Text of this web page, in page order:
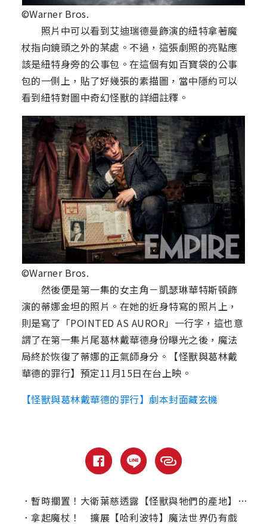
©Warner Bros.
照片中可以看到艾迪瑞德曼飾演的紐特拿著魔
杖指向鏡頭之外的某處。不過，這張劇照的亮點應
該是紐特身旁的公事包。在這個有如百寶袋的公事
包的一側上，貼了好幾張的素描圖，當中隱約可以
看到紐特對圖中奇幻怪獸的詳細註釋。
©Warner Bros.
然後便是第一集的女主角－凱瑟琳華特斯頓飾
演的蒂娜金坦的照片。在她的近身特寫的照片上，
則是寫了「POINTED AS AUROR」一行字，這也意
謂了在第一集片尾葛林戴華德身份曝光之後，魔法
局終於恢復了蒂娜的正氣師身分。【怪獸與葛林戴
華德的罪行】預定11月15日在台上映。
【怪獸與葛林戴華德的罪行】劇本封面藏玄機
． 暫時擱置！大衛葉慈透露【怪獸與牠們的產地】動向
． 拿起魔杖！ 擴展【哈利波特】魔法世界仍有戲